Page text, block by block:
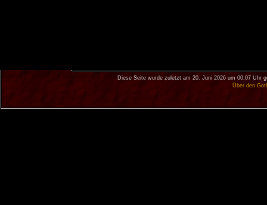
Diese Seite wurde zuletzt am 20. Juni 2026 um 00:07 Uhr
Über den